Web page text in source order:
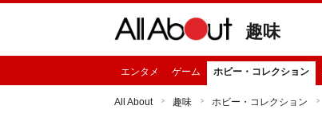
趣味
エンタメ ゲーム ホビー・コレクション
All About 趣味 ホビー・コレクション